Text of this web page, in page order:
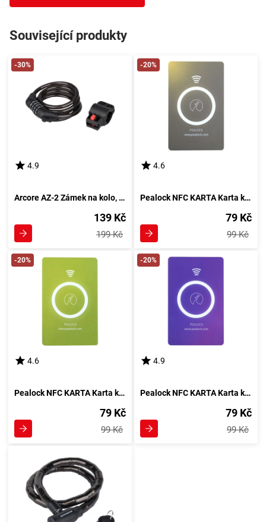
Související produkty
-30%
4.9
Arcore AZ-2 Zámek na kolo, černá
139 Kč
199 Kč
-20%
4.6
Pealock NFC KARTA Karta k zámku, černá
79 Kč
99 Kč
-20%
4.6
Pealock NFC KARTA Karta k zámku, zelená
79 Kč
99 Kč
-20%
4.9
Pealock NFC KARTA Karta k zámku, růžová
79 Kč
99 Kč